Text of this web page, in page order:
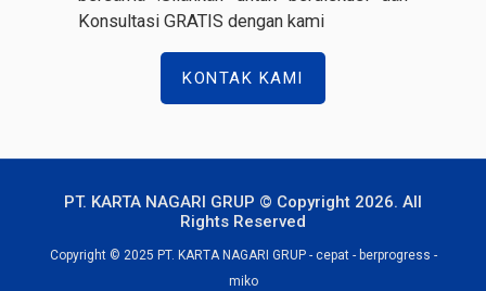
Konsultasi GRATIS dengan kami
KONTAK KAMI
PT. KARTA NAGARI GRUP © Copyright 2026. All
Rights Reserved
Copyright © 2025 PT. KARTA NAGARI GRUP - cepat - berprogress -
miko